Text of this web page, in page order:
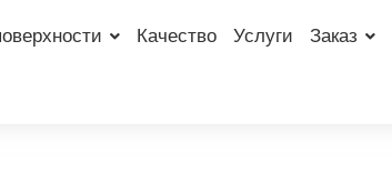
Качество Услуги Заказ